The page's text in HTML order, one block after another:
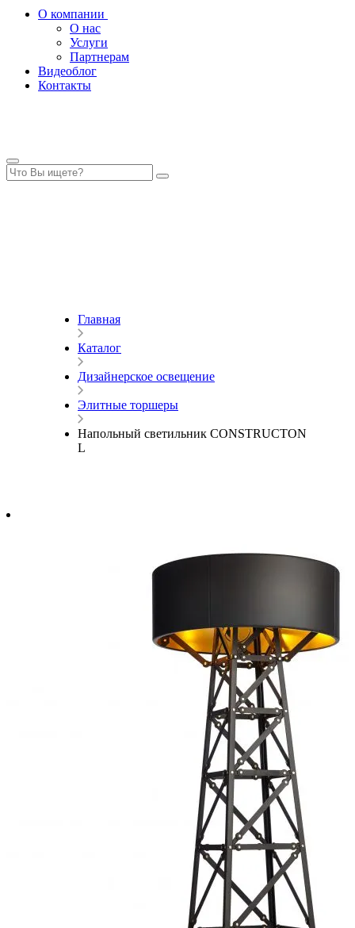
О компании
О нас
Услуги
Партнерам
Видеоблог
Контакты
Главная
Каталог
Дизайнерское освещение
Элитные торшеры
Напольный светильник CONSTRUCTON
L